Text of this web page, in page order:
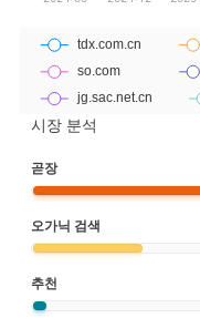
시장 분석
곧장
오가닉 검색
추천